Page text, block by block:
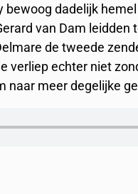
bewoog dadelijk
van Dam leidden
de tweede
verliep echter niet
naar meer degelijke